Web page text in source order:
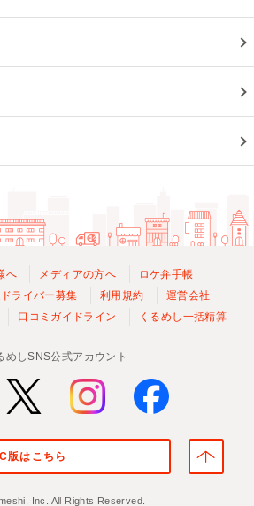
へ メディアの方へ
ロケ弁手帳
ライバー募集
利用規約
運営会社
口コミガイドライン くるめし一括精算
めしSNS公式アカウント
版はこちら
Inc. All Rights Reserved.